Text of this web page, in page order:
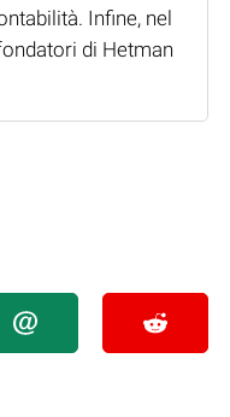
Infine, nel
di Hetman